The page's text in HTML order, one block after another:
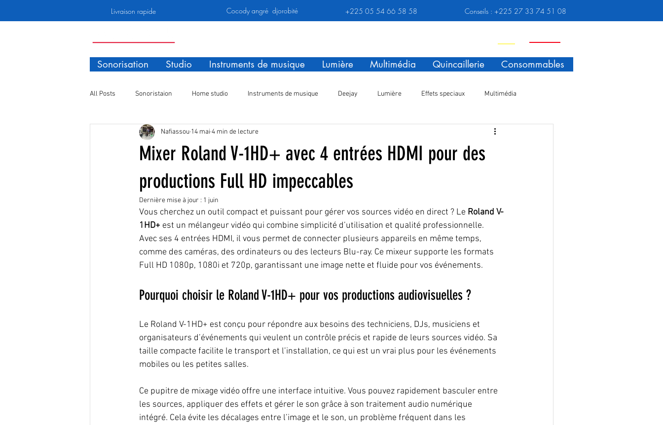
Livraison rapide Cocody angré djorobité +225 05 54 66 58 58 Conseils : +225 27 33 74 51 08
Sonorisation Studio Instruments de musique Lumière Multimédia Quincaillerie Consommables
All Posts Sonoristaion Home studio Instruments de musique Deejay Lumière Effets speciaux Multimédia
Quincaillérie Consommables Akai MPC Live 3
Mixer Roland V-1HD+ avec 4 entrées HDMI pour des
productions Full HD impeccables
Nafiassou 14 mai 4 min de lecture
Dernière mise à jour : 1 juin
Vous cherchez un outil compact et puissant pour gérer vos sources vidéo en direct ? Le Roland V-
1HD+ est un mélangeur vidéo qui combine simplicité d’utilisation et qualité professionnelle.
Avec ses 4 entrées HDMI, il vous permet de connecter plusieurs appareils en même temps,
comme des caméras, des ordinateurs ou des lecteurs Blu-ray. Ce mixeur supporte les formats
Full HD 1080p, 1080i et 720p, garantissant une image nette et fluide pour vos événements.
Pourquoi choisir le Roland V-1HD+ pour vos productions audiovisuelles ?
Le Roland V-1HD+ est conçu pour répondre aux besoins des techniciens, DJs, musiciens et
organisateurs d’événements qui veulent un contrôle précis et rapide de leurs sources vidéo. Sa
taille compacte facilite le transport et l’installation, ce qui est un vrai plus pour les événements
mobiles ou les petites salles.
Ce pupitre de mixage vidéo offre une interface intuitive. Vous pouvez rapidement basculer entre
les sources, appliquer des effets et gérer le son grâce à son traitement audio numérique
intégré. Cela évite les décalages entre l’image et le son, un problème fréquent dans les